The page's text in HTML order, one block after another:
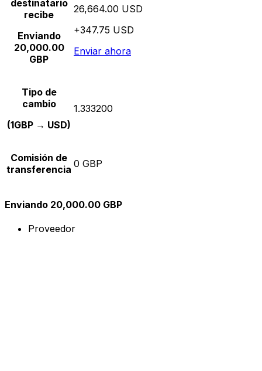
destinatario
recibe
Enviando
20,000.00
GBP
26,664.00 USD
+347.75 USD
Enviar ahora
Tipo de
cambio
(1GBP → USD)
1.333200
Comisión de
transferencia 0 GBP
Enviando 20,000.00 GBP
Proveedor